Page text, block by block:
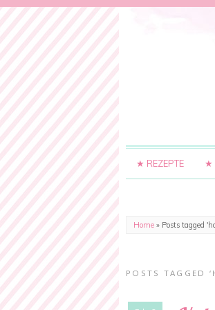
★ REZEPTE ★
Home » Posts tagged
POSTS TAGGED